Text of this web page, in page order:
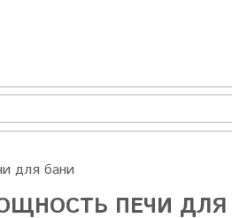
для бани
ПЕЧИ ДЛЯ